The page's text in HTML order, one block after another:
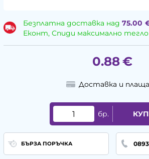
Безплатна доставка над 75.00
Еконт, Спиди максимално тегло
0.88€
Доставка и
бр.
БЪРЗА ПОРЪЧКА